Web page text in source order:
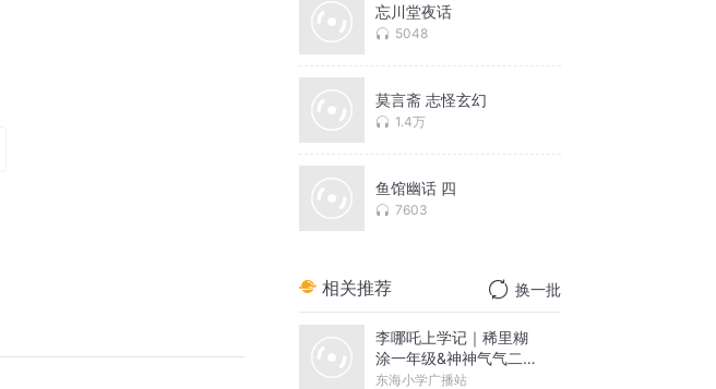
忘川堂夜话
5048
莫言斋 志怪玄幻
1.4万
鱼馆幽话 四
7603
相关推荐 换一批
李哪吒上学记｜稀里糊
涂一年级&神神气气二年
级
东海小学广播站